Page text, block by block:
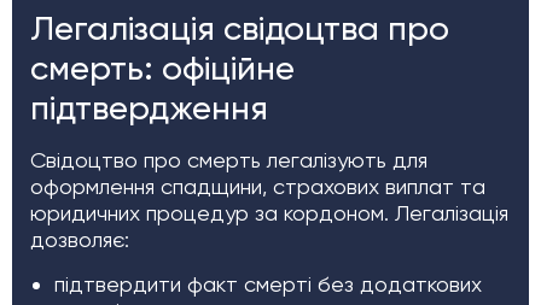
Легалізація свідоцтва про
смерть: офіційне
підтвердження
Свідоцтво про смерть легалізують для
оформлення спадщини, страхових виплат та
юридичних процедур за кордоном. Легалізація
дозволяє:
підтвердити факт смерті без додаткових